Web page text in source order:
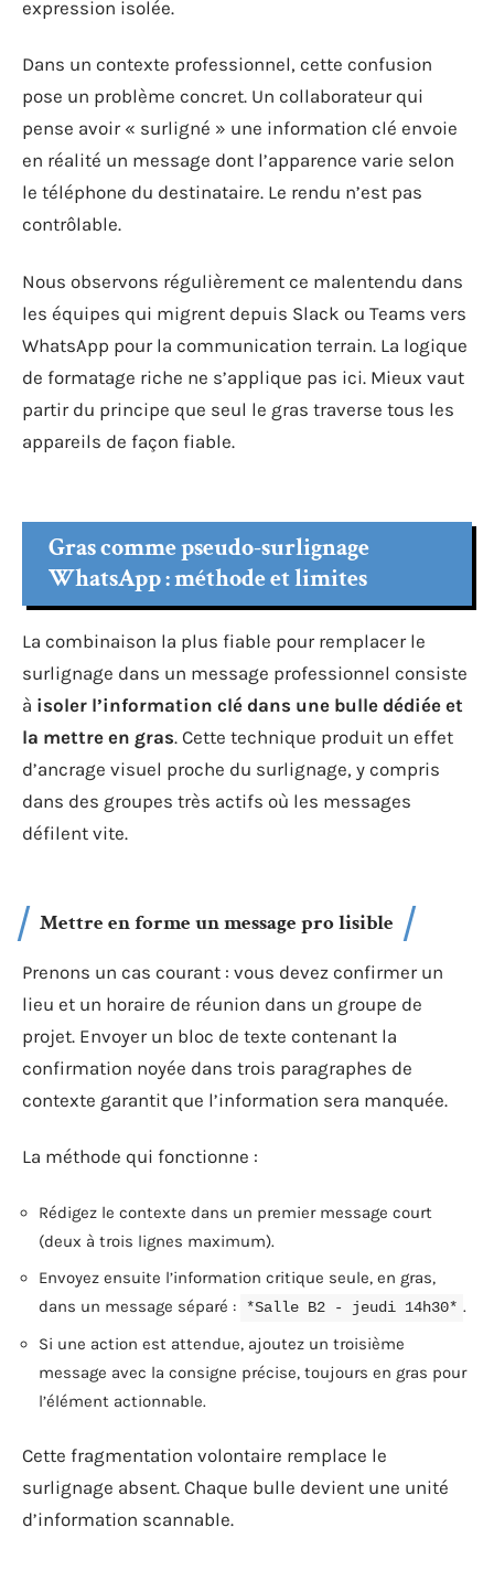
expression isolée.
Dans un contexte professionnel, cette confusion
pose un problème concret. Un collaborateur qui
pense avoir « surligné » une information clé envoie
en réalité un message dont l’apparence varie selon
le téléphone du destinataire. Le rendu n’est pas
contrôlable.
Nous observons régulièrement ce malentendu dans
les équipes qui migrent depuis Slack ou Teams vers
WhatsApp pour la communication terrain. La logique
de formatage riche ne s’applique pas ici. Mieux vaut
partir du principe que seul le gras traverse tous les
appareils de façon fiable.
Gras comme pseudo-surlignage
WhatsApp : méthode et limites
La combinaison la plus fiable pour remplacer le
surlignage dans un message professionnel consiste
à isoler l’information clé dans une bulle dédiée et
la mettre en gras. Cette technique produit un effet
d’ancrage visuel proche du surlignage, y compris
dans des groupes très actifs où les messages
défilent vite.
Mettre en forme un message pro lisible
Prenons un cas courant : vous devez confirmer un
lieu et un horaire de réunion dans un groupe de
projet. Envoyer un bloc de texte contenant la
confirmation noyée dans trois paragraphes de
contexte garantit que l’information sera manquée.
La méthode qui fonctionne :
Rédigez le contexte dans un premier message court
(deux à trois lignes maximum).
Envoyez ensuite l’information critique seule, en gras,
dans un message séparé :
*Salle B2 - jeudi 14h30* .
Si une action est attendue, ajoutez un troisième
message avec la consigne précise, toujours en gras pour
l’élément actionnable.
Cette fragmentation volontaire remplace le
surlignage absent. Chaque bulle devient une unité
d’information scannable.